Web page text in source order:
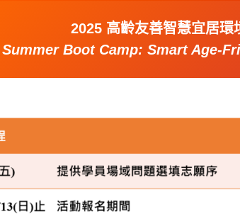
2025 高齡友善智慧宜居環
Summer Boot Camp: Smart Age-